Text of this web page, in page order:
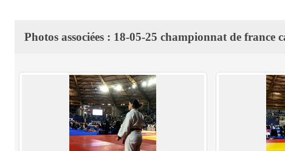
Photos associées : 18-05-25 championnat de france